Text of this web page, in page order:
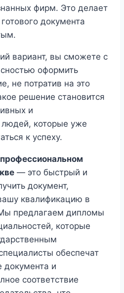
фирм. Это делает
документа
вариант, вы сможете с
оформить
не потратив на это
решение становится
и
которые уже
к успеху.
— это быстрый и
документ,
квалификацию в
предлагаем дипломы
которые
обеспечат
документа и
соответствие